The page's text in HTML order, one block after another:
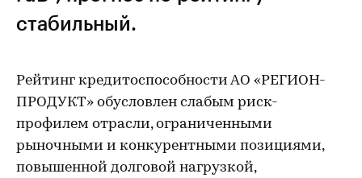
стабильный.
Рейтинг кредитоспособности АО «РЕГИОН-
ПРОДУКТ» обусловлен слабым риск-
профилем отрасли, ограниченными
рыночными и конкурентными позициями,
повышенной долговой нагрузкой,